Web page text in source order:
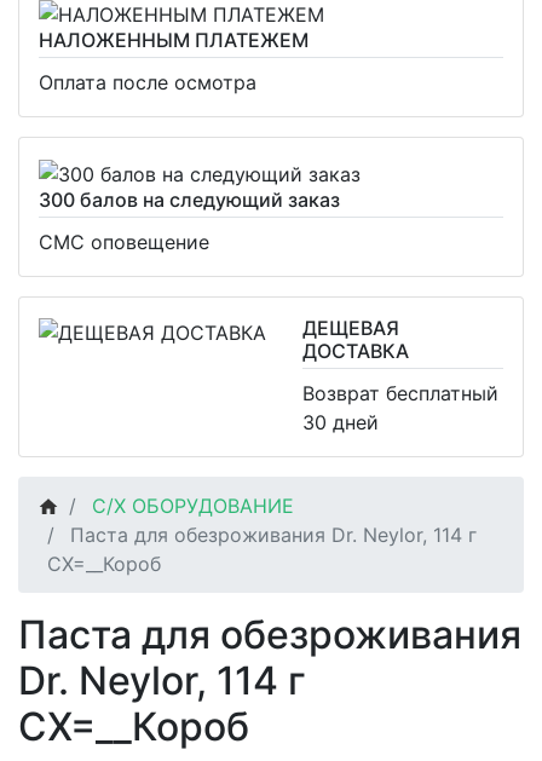
НАЛОЖЕННЫМ ПЛАТЕЖЕМ
Оплата после осмотра
300 балов на следующий заказ
СМС оповещение
ДЕЩЕВАЯ
ДОСТАВКА
Возврат бесплатный
30 дней
С/Х ОБОРУДОВАНИЕ
Паста для обезроживания Dr. Neylor, 114 г
СХ=__Короб
Паста для обезроживания
Dr. Neylor, 114 г
СХ=__Короб